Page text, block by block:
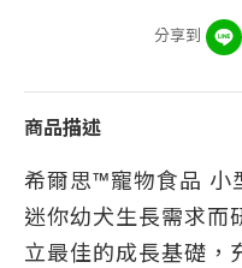
分享到
商品描述
希爾思™寵物食品 小
迷你幼犬生長需求而
立最佳的成長基礎，